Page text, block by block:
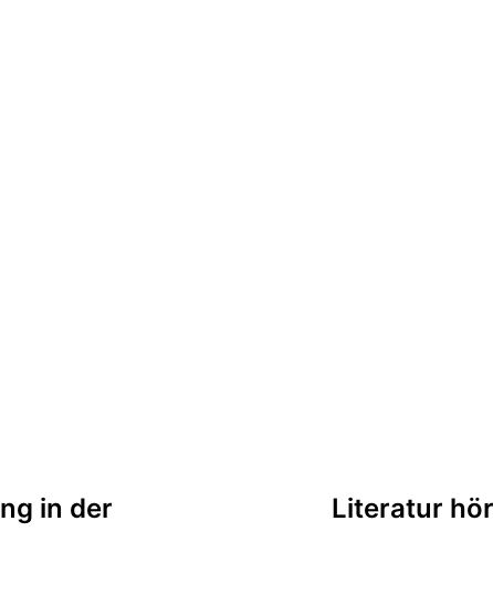
in der
Literatur